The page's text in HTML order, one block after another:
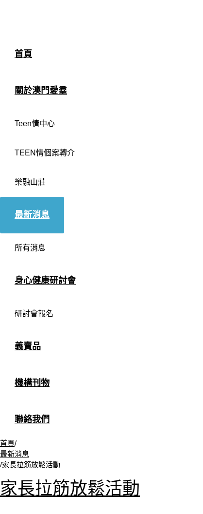
首頁
關於澳門愛羣
Teen情中心
TEEN情個案轉介
樂融山莊
最新消息
所有消息
身心健康研討會
研討會報名
義賣品
機構刊物
聯絡我們
首頁/
最新消息
/家長拉筋放鬆活動
家長拉筋放鬆活動